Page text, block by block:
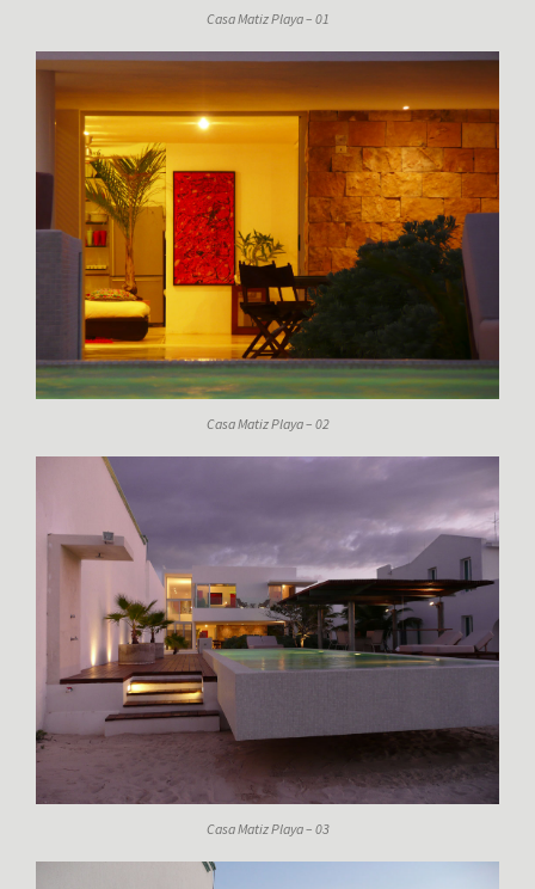
Casa Matiz Playa – 01
Casa Matiz Playa – 02
Casa Matiz Playa – 03